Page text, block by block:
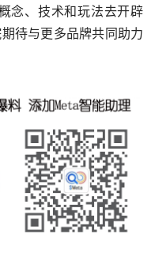
念、技术和玩法去开辟
待与更多品牌共同助力